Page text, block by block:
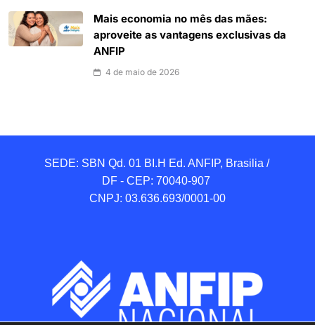
Mais economia no mês das mães:
aproveite as vantagens exclusivas da
ANFIP
4 de maio de 2026
SEDE: SBN Qd. 01 BI.H Ed. ANFIP, Brasilia /
DF - CEP: 70040-907
CNPJ: 03.636.693/0001-00